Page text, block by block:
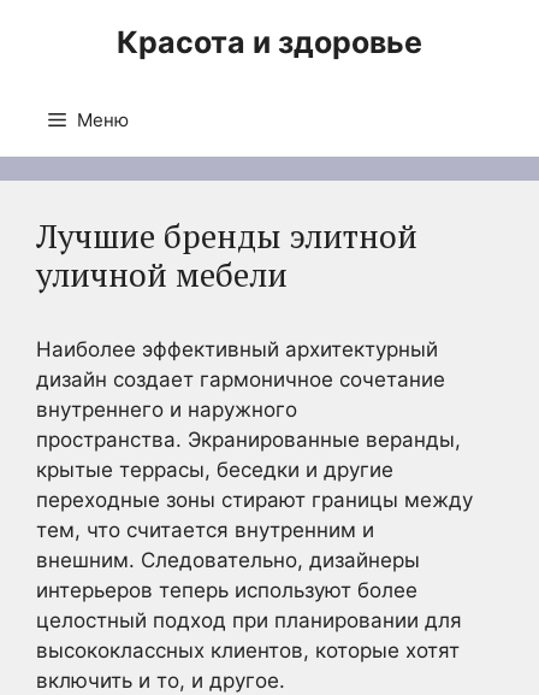
Красота и здоровье
Меню
Лучшие бренды элитной
уличной мебели
Наиболее эффективный архитектурный
дизайн создает гармоничное сочетание
внутреннего и наружного
пространства. Экранированные веранды,
крытые террасы, беседки и другие
переходные зоны стирают границы между
тем, что считается внутренним и
внешним. Следовательно, дизайнеры
интерьеров теперь используют более
целостный подход при планировании для
высококлассных клиентов, которые хотят
включить и то, и другое.